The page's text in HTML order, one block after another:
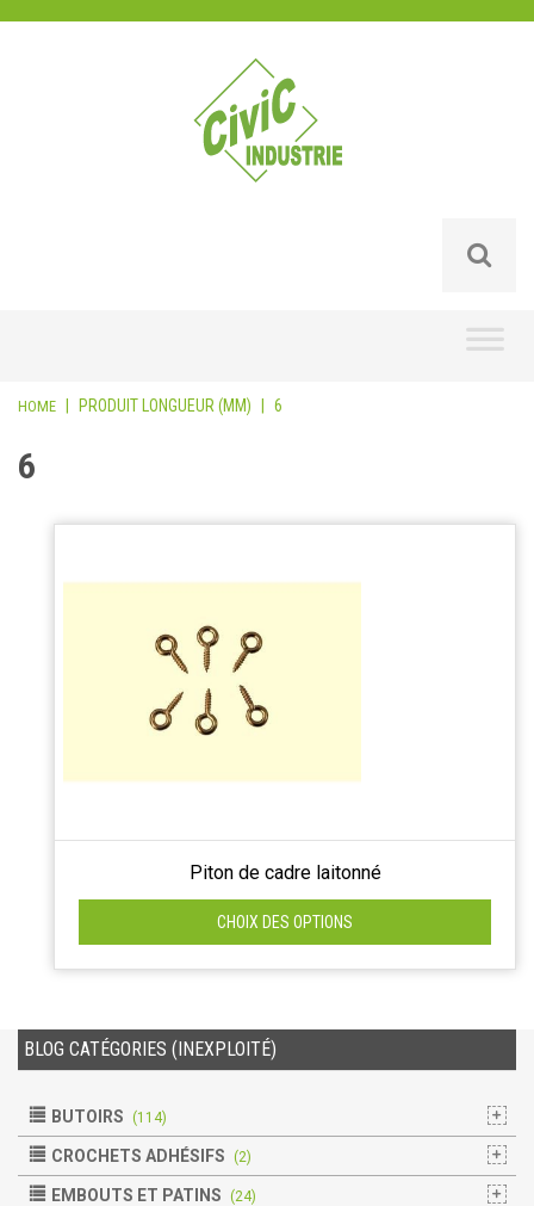
HOME PRODUIT LONGUEUR (MM) 6
6
Piton de cadre laitonné
CHOIX DES OPTIONS
BLOG CATÉGORIES (INEXPLOITÉ)
BUTOIRS (114)
CROCHETS ADHÉSIFS (2)
EMBOUTS ET PATINS (24)